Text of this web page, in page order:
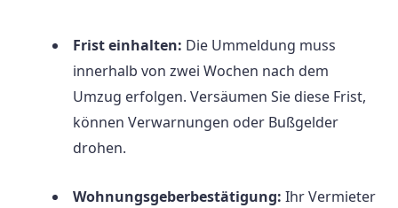
Frist einhalten: Die Ummeldung muss
innerhalb von zwei Wochen nach dem
Umzug erfolgen. Versäumen Sie diese Frist,
können Verwarnungen oder Bußgelder
drohen.
Wohnungsgeberbestätigung: Ihr Vermieter